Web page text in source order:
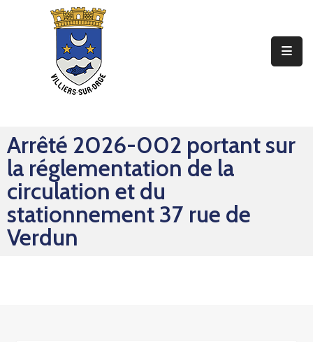
Mes
Sorties
Mes
Démarches
Arrêté 2026-002 portant sur
la réglementation de la
circulation et du
stationnement 37 rue de
Verdun